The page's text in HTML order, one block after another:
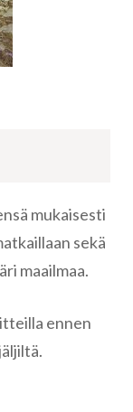
mukaisesti
sekä
maailmaa.
ennen